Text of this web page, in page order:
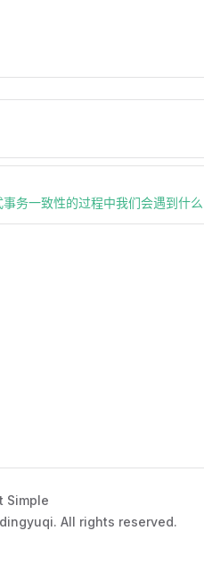
务一致性的过程中我们会遇到什
Simple
All rights reserved.